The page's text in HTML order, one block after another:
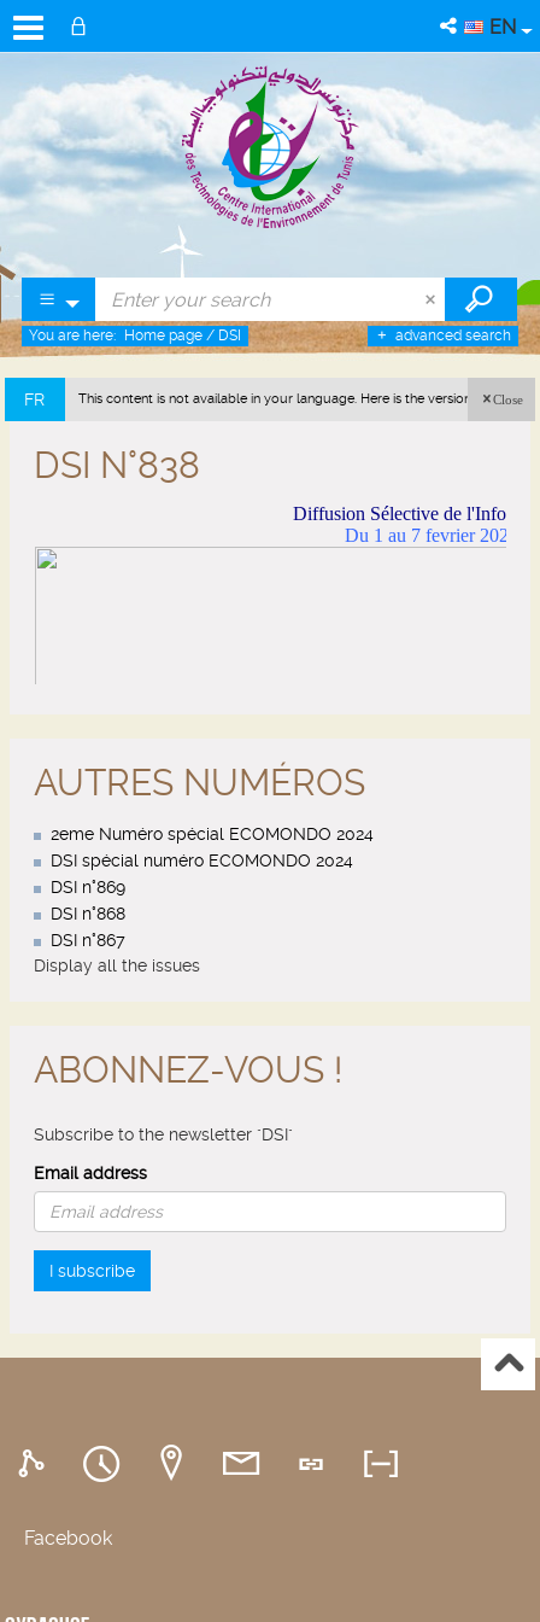
EN
advanced search
You are here: Home page / DSI
FR This content is not available in your language. Here is the version in french
Close
DSI N°838
AUTRES NUMÉROS
2eme Numéro spécial ECOMONDO 2024
DSI spécial numéro ECOMONDO 2024
DSI n°869
DSI n°868
DSI n°867
Display all the issues
ABONNEZ-VOUS !
Subscribe to the newsletter "DSI"
Email address
I subscribe
Facebook